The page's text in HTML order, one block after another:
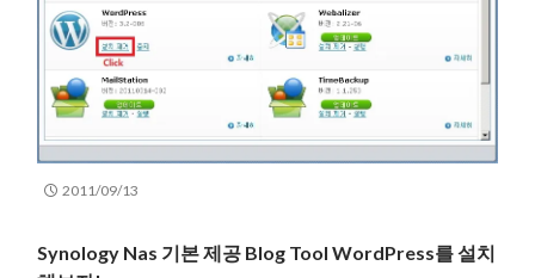
2011/09/13
Synology Nas 기본 제공 Blog Tool WordPress를 설치